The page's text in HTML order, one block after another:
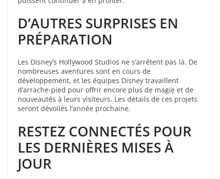
D’AUTRES SURPRISES EN
PRÉPARATION
Les Disney’s Hollywood Studios ne s’arrêtent pas là. De
nombreuses aventures sont en cours de
développement, et les équipes Disney travaillent
d’arrache-pied pour offrir encore plus de magie et de
nouveautés à leurs visiteurs. Les détails de ces projets
seront dévoilés l’année prochaine.
RESTEZ CONNECTÉS POUR
LES DERNIÈRES MISES À
JOUR